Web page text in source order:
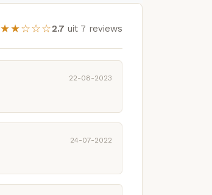
★★☆☆☆2.7 uit 7 reviews
22-08-2023
24-07-2022